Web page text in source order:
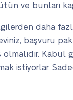
ve bunları
daha
başvuru
Kabul
istiyorlar.